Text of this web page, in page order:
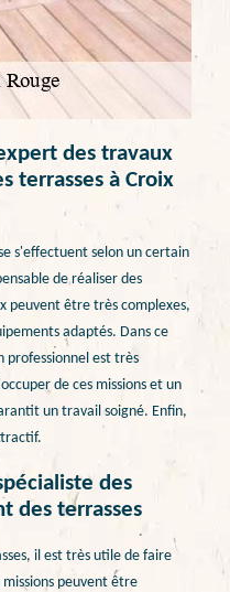
des travaux
terrasses à Croix
s'effectuent selon un certain
de réaliser des
peuvent être très complexes,
adaptés. Dans ce
professionnel est très
de ces missions et un
un travail soigné. Enfin,
des
des terrasses
il est très utile de faire
peuvent être